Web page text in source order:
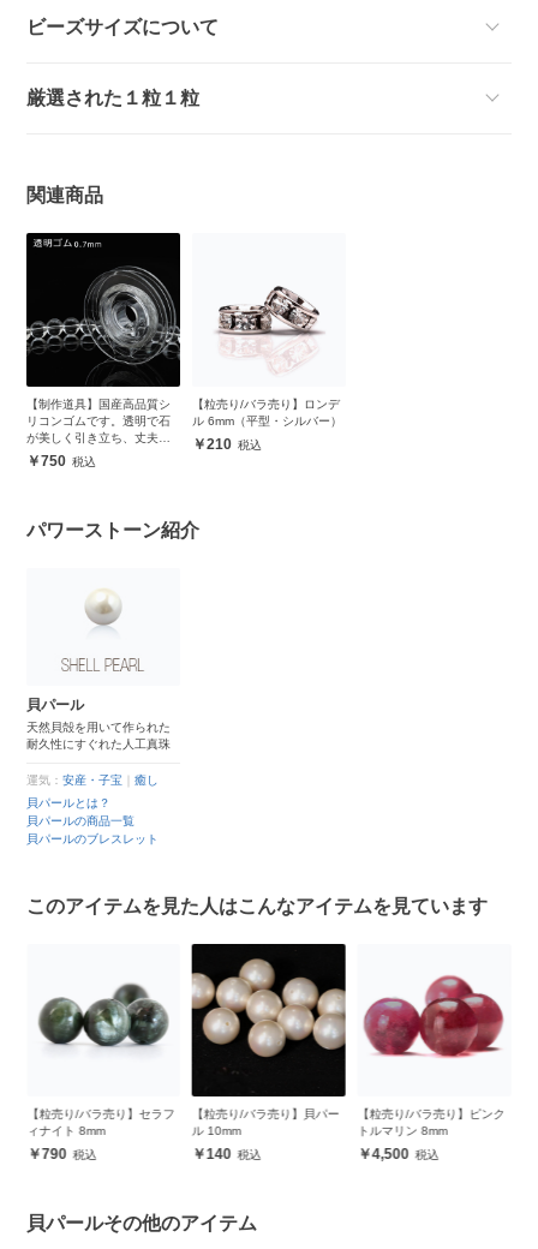
ビーズサイズについて
厳選された１粒１粒
関連商品
【制作道具】国産高品質シ
リコンゴムです。透明で石
が美しく引き立ち、丈夫で
安心750
【粒売り/バラ売り】ロンデ
ル 6mm（平型・シルバー）
210
パワーストーン紹介
貝パール
天然貝殻を用いて作られた
耐久性にすぐれた人工真珠
運気：安産・子宝 ｜癒し
貝パールとは？
貝パールの商品一覧
貝パールのブレスレット
このアイテムを見た人はこんなアイテムを見ています
【粒売り/バラ売り】セラフ
ィナイト 8mm
790
【粒売り/バラ売り】貝パー
ル 10mm
140
【粒売り/バラ売り】ピンク
トルマリン 8mm
4,500
貝パールその他のアイテム